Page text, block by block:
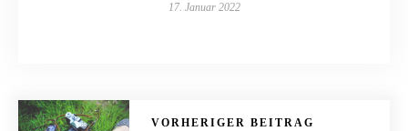
17. Januar 2022
VORHERIGER BEITRAG